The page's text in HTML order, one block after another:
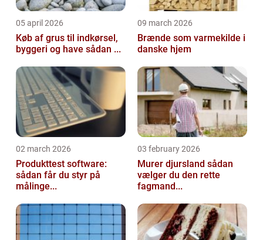
05 april 2026
Køb af grus til indkørsel,
byggeri og have sådan ...
09 march 2026
Brænde som varmekilde i
danske hjem
02 march 2026
Produkttest software:
sådan får du styr på
målinge...
03 february 2026
Murer djursland sådan
vælger du den rette
fagmand...